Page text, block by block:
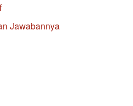
Jawabannya